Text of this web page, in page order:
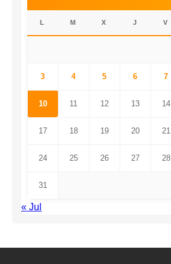
L M X J V
3 4 5 6 7
10 11 12 13 14
17 18 19 20 21
24 25 26 27 28
31
« Jul